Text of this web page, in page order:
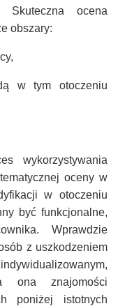
Skuteczna ocena
obszary:
w tym otoczeniu
wykorzystywania
oceny w
w otoczeniu
być funkcjonalne,
Wprawdzie
z uszkodzeniem
znajomości
poniżej istotnych